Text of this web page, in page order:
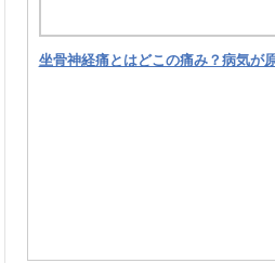
坐骨神経痛とはどこの痛み？病気が